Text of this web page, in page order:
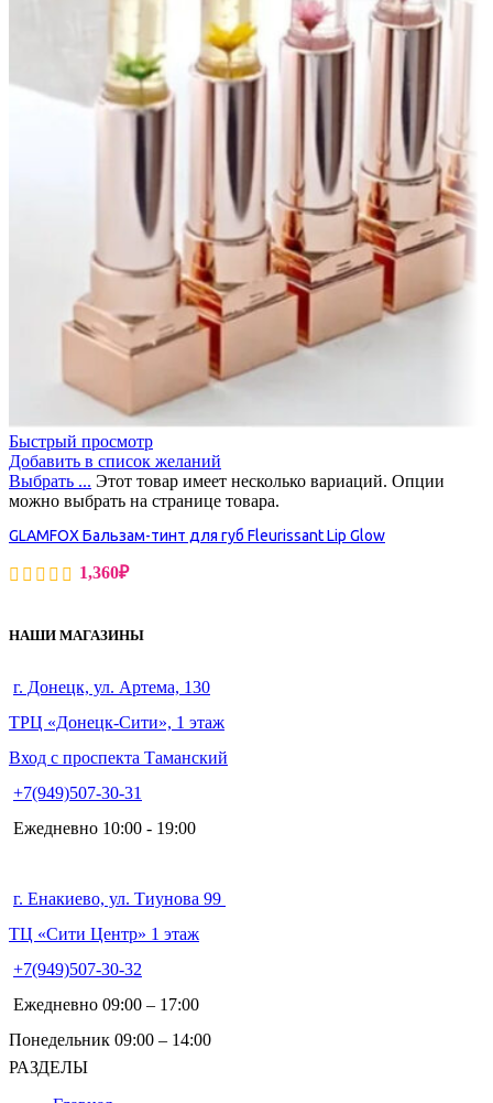
Быстрый просмотр
Добавить в список желаний
Выбрать ... Этот товар имеет несколько вариаций. Опции
можно выбрать на странице товара.
GLAMFOX Бальзам-тинт для губ Fleurissant Lip Glow
1,360₽
НАШИ МАГАЗИНЫ
г. Донецк, ул. Артема, 130
ТРЦ «Донецк-Сити», 1 этаж
Вход с проспекта Таманский
+7(949)507-30-31
Ежедневно 10:00 - 19:00
г. Енакиево, ул. Тиунова 99
ТЦ «Сити Центр» 1 этаж
+7(949)507-30-32
Ежедневно 09:00 – 17:00
Понедельник 09:00 – 14:00
РАЗДЕЛЫ